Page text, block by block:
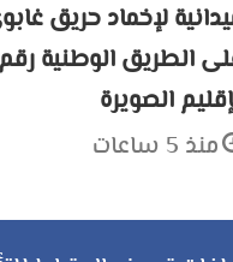
لإخماد حريق
الصويرة
منذ 5 ساعات